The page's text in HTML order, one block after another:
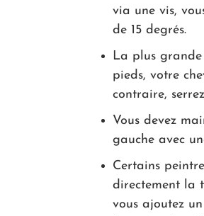
via une vis,
de 15 degrés.
La plus grande
pieds, votre
contraire,
Vous devez
gauche avec
Certains
directement la
vous ajoutez